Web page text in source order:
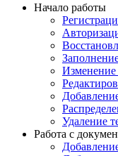
Начало работы
Изменение
Удаление
Работа с